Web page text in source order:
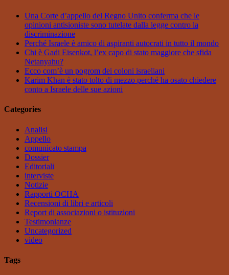
Una Corte d’appello del Regno Unito conferma che le
opinioni antisioniste sono tutelate dalla legge contro la
discriminazione
Perché Israele è amico di aspiranti autocrati in tutto il mondo
Chi è Gadi Eisenkot, l’ex capo di stato maggiore che sfida
Netanyahu?
Ecco com’è un pogrom dei coloni israeliani
Karim Khan è stato tolto di mezzo perché ha osato chiedere
conto a Israele delle sue azioni
Categories
Analisi
Appello
comunicato stampa
Dossier
Editoriali
interviste
Notizie
Rapporti OCHA
Recensioni di libri e articoli
Report di associazioni o istituzioni
Testimonianze
Uncategorized
video
Tags